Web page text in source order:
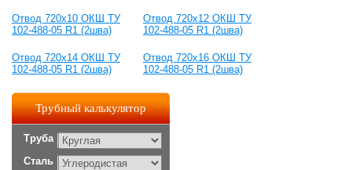
Отвод 720x10 ОКШ ТУ
102-488-05 R1 (2шва)
Отвод 720x12 ОКШ ТУ
102-488-05 R1 (2шва)
Отвод 720x14 ОКШ ТУ
102-488-05 R1 (2шва)
Отвод 720x16 ОКШ ТУ
102-488-05 R1 (2шва)
Трубный калькулятор
Труба
Сталь